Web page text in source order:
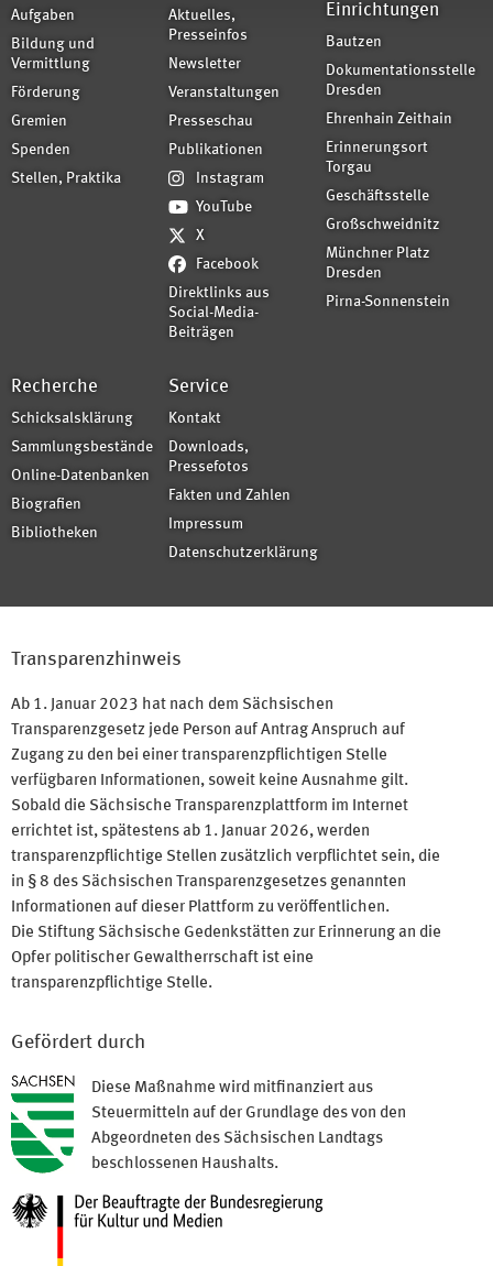
Aufgaben
Bildung und
Vermittlung
Förderung
Gremien
Spenden
Stellen, Praktika
Aktuelles,
Presseinfos
Newsletter
Veranstaltungen
Presseschau
Publikationen
Instagram
YouTube
X
Facebook
Direktlinks aus
Social-Media-
Beiträgen
Einrichtungen
Bautzen
Dokumentationsstelle
Dresden
Ehrenhain Zeithain
Erinnerungsort
Torgau
Geschäftsstelle
Großschweidnitz
Münchner Platz
Dresden
Pirna-Sonnenstein
Recherche
Schicksalsklärung
Sammlungsbestände
Online-Datenbanken
Biografien
Bibliotheken
Service
Kontakt
Downloads,
Pressefotos
Fakten und Zahlen
Impressum
Datenschutzerklärung
Transparenzhinweis
Ab 1. Januar 2023 hat nach dem Sächsischen
Transparenzgesetz jede Person auf Antrag Anspruch auf
Zugang zu den bei einer transparenzpflichtigen Stelle
verfügbaren Informationen, soweit keine Ausnahme gilt.
Sobald die Sächsische Transparenzplattform im Internet
errichtet ist, spätestens ab 1. Januar 2026, werden
transparenzpflichtige Stellen zusätzlich verpflichtet sein, die
in § 8 des Sächsischen Transparenzgesetzes genannten
Informationen auf dieser Plattform zu veröffentlichen.
Die Stiftung Sächsische Gedenkstätten zur Erinnerung an die
Opfer politischer Gewaltherrschaft ist eine
transparenzpflichtige Stelle.
Gefördert durch
Diese Maßnahme wird mitfinanziert aus
Steuermitteln auf der Grundlage des von den
Abgeordneten des Sächsischen Landtags
beschlossenen Haushalts.